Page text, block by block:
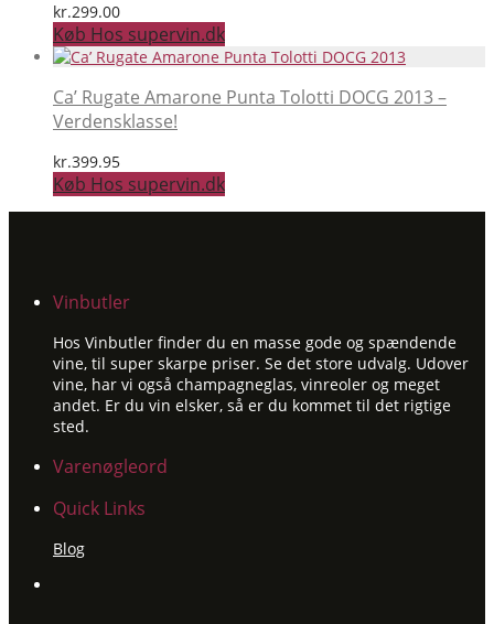
kr.299.00
Køb Hos supervin.dk
Ca’ Rugate Amarone Punta Tolotti DOCG 2013 –
Verdensklasse!
kr.399.95
Køb Hos supervin.dk
Vinbutler
Hos Vinbutler finder du en masse gode og spændende
vine, til super skarpe priser. Se det store udvalg. Udover
vine, har vi også champagneglas, vinreoler og meget
andet. Er du vin elsker, så er du kommet til det rigtige
sted.
Varenøgleord
Quick Links
Blog